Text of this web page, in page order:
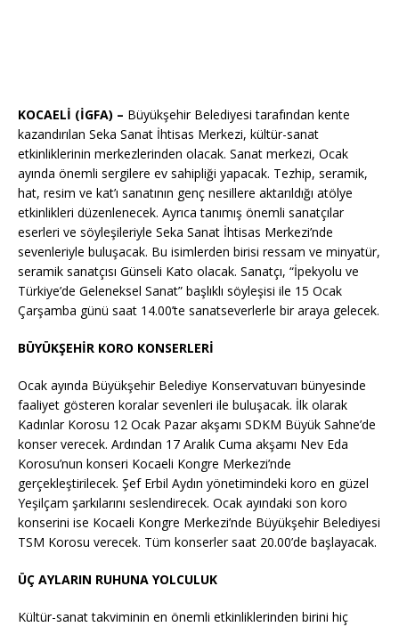
KOCAELİ (İGFA) – Büyükşehir Belediyesi tarafından kente
kazandırılan Seka Sanat İhtisas Merkezi, kültür-sanat
etkinliklerinin merkezlerinden olacak. Sanat merkezi, Ocak
ayında önemli sergilere ev sahipliği yapacak. Tezhip, seramik,
hat, resim ve kat’ı sanatının genç nesillere aktarıldığı atölye
etkinlikleri düzenlenecek. Ayrıca tanımış önemli sanatçılar
eserleri ve söyleşileriyle Seka Sanat İhtisas Merkezi’nde
sevenleriyle buluşacak. Bu isimlerden birisi ressam ve minyatür,
seramik sanatçısı Günseli Kato olacak. Sanatçı, “İpekyolu ve
Türkiye’de Geleneksel Sanat” başlıklı söyleşisi ile 15 Ocak
Çarşamba günü saat 14.00’te sanatseverlerle bir araya gelecek.
BÜYÜKŞEHİR KORO KONSERLERİ
Ocak ayında Büyükşehir Belediye Konservatuvarı bünyesinde
faaliyet gösteren koralar sevenleri ile buluşacak. İlk olarak
Kadınlar Korosu 12 Ocak Pazar akşamı SDKM Büyük Sahne’de
konser verecek. Ardından 17 Aralık Cuma akşamı Nev Eda
Korosu’nun konseri Kocaeli Kongre Merkezi’nde
gerçekleştirilecek. Şef Erbil Aydın yönetimindeki koro en güzel
Yeşilçam şarkılarını seslendirecek. Ocak ayındaki son koro
konserini ise Kocaeli Kongre Merkezi’nde Büyükşehir Belediyesi
TSM Korosu verecek. Tüm konserler saat 20.00’de başlayacak.
ÜÇ AYLARIN RUHUNA YOLCULUK
Kültür-sanat takviminin en önemli etkinliklerinden birini hiç